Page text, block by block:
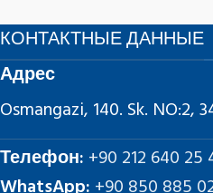
КОНТАКТНЫЕ ДАННЫЕ
Адрес
Osmangazi, 140. Sk. NO:2,
Телефон: +90 212 640 25
WhatsApp: +90 850 885